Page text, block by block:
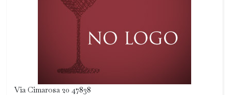
Via Cimarosa 20 47838